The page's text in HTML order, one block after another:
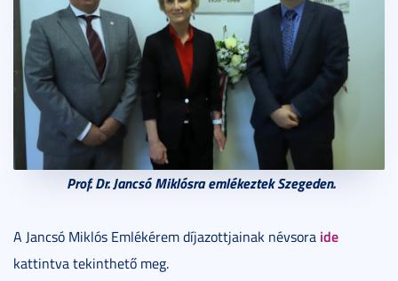
Prof. Dr. Jancsó Miklósra emlékeztek Szegeden.
A Jancsó Miklós Emlékérem díjazottjainak névsora ide
kattintva tekinthető meg.